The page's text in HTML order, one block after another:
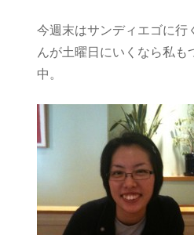
今週末はサンディエゴに行
んが土曜日にいくなら私も
中。